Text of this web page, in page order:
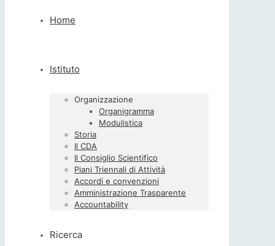
Home
Istituto
Organizzazione
Organigramma
Modulistica
Storia
Il CDA
Il Consiglio Scientifico
Piani Triennali di Attività
Accordi e convenzioni
Amministrazione Trasparente
Accountability
Ricerca